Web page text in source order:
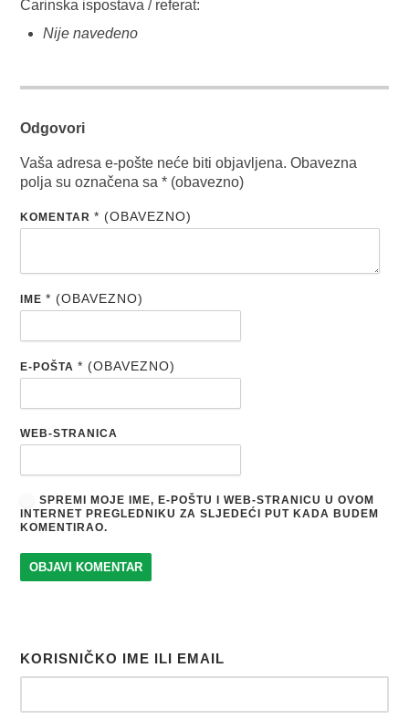
Carinska ispostava / referat:
Nije navedeno
Odgovori
Vaša adresa e-pošte neće biti objavljena. Obavezna
polja su označena sa* (obavezno)
KOMENTAR* (OBAVEZNO)
IME* (OBAVEZNO)
E-POŠTA* (OBAVEZNO)
WEB-STRANICA
SPREMI MOJE IME, E-POŠTU I WEB-STRANICU U OVOM
INTERNET PREGLEDNIKU ZA SLJEDEĆI PUT KADA BUDEM
KOMENTIRAO.
KORISNIČKO IME ILI EMAIL